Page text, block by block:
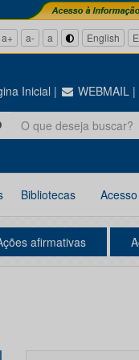
a+ a- a English
Inicial | WEBMAIL |
Bibliotecas
afirmativas